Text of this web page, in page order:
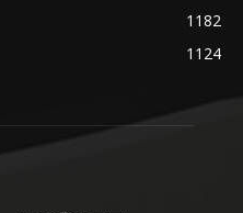
1182
1124